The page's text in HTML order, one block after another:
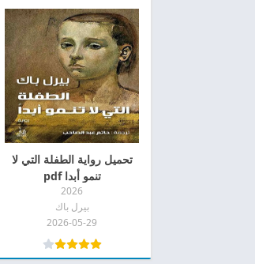
تحميل رواية الطفلة التي لا
تنمو أبدا pdf
2026
بيرل باك
2026-05-29